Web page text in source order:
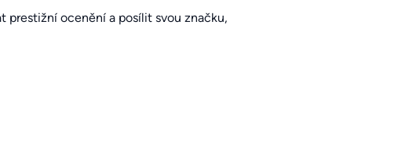
prestižní ocenění a posílit svou značku,